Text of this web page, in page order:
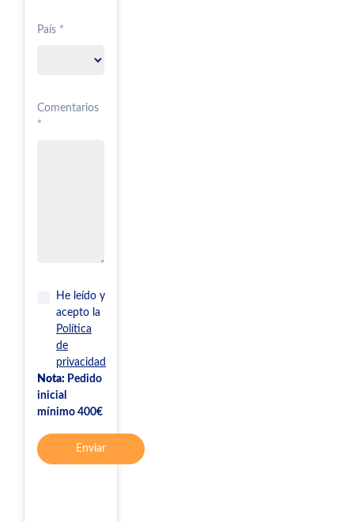
País *
Comentarios
*
He leído y
acepto la
Política
de
privacidad
Nota: Pedido
inicial
mínimo 400€
Enviar